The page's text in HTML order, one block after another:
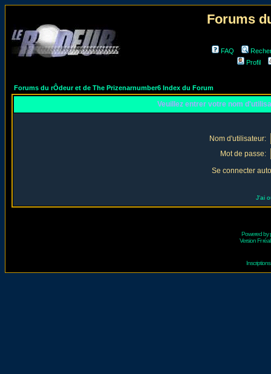
Forums
FAQ
Profil
Forums du rÔdeur et de The Prizenarnumber6 Index du Forum
Veuillez entrer votre nom
Nom d'utilisateur:
Mot de passe:
Se connecter
J'ai
Powered by
Version Fr